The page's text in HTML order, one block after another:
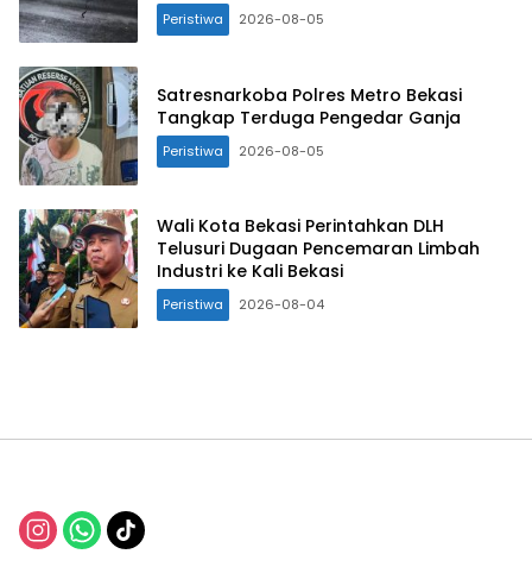
Peristiwa 2026-08-05
Satresnarkoba Polres Metro Bekasi
Tangkap Terduga Pengedar Ganja
Peristiwa 2026-08-05
Wali Kota Bekasi Perintahkan DLH
Telusuri Dugaan Pencemaran Limbah
Industri ke Kali Bekasi
Peristiwa 2026-08-04